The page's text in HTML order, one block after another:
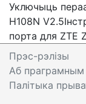
Уключыць
H108N V2.5
порта для ZTE
Прэс-рэлізы
Аб праграмным
Палітыка